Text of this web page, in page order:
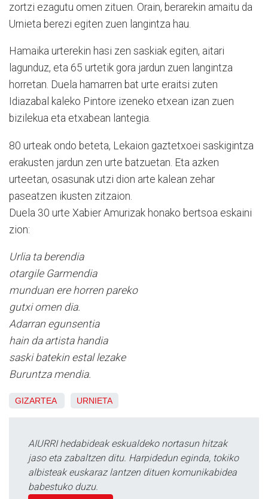
zortzi ezagutu omen zituen. Orain, berarekin amaitu da
Urnieta berezi egiten zuen langintza hau.
Hamaika urterekin hasi zen saskiak egiten, aitari
lagunduz, eta 65 urtetik gora jardun zuen langintza
horretan. Duela hamarren bat urte eraitsi zuten
Idiazabal kaleko Pintore izeneko etxean izan zuen
bizilekua eta etxabean lantegia.
80 urteak ondo beteta, Lekaion gaztetxoei saskigintza
erakusten jardun zen urte batzuetan. Eta azken
urteetan, osasunak utzi dion arte kalean zehar
paseatzen ikusten zitzaion.
Duela 30 urte Xabier Amurizak honako bertsoa eskaini
zion:
Urlia ta berendia
otargile Garmendia
munduan ere horren pareko
gutxi omen dia.
Adarran egunsentia
hain da artista handia
saski batekin estal lezake
Buruntza mendia.
GIZARTEA URNIETA
AIURRI hedabideak eskualdeko nortasun hitzak
jaso eta zabaltzen ditu. Harpidedun eginda, tokiko
albisteak euskaraz lantzen dituen komunikabidea
babestuko duzu.